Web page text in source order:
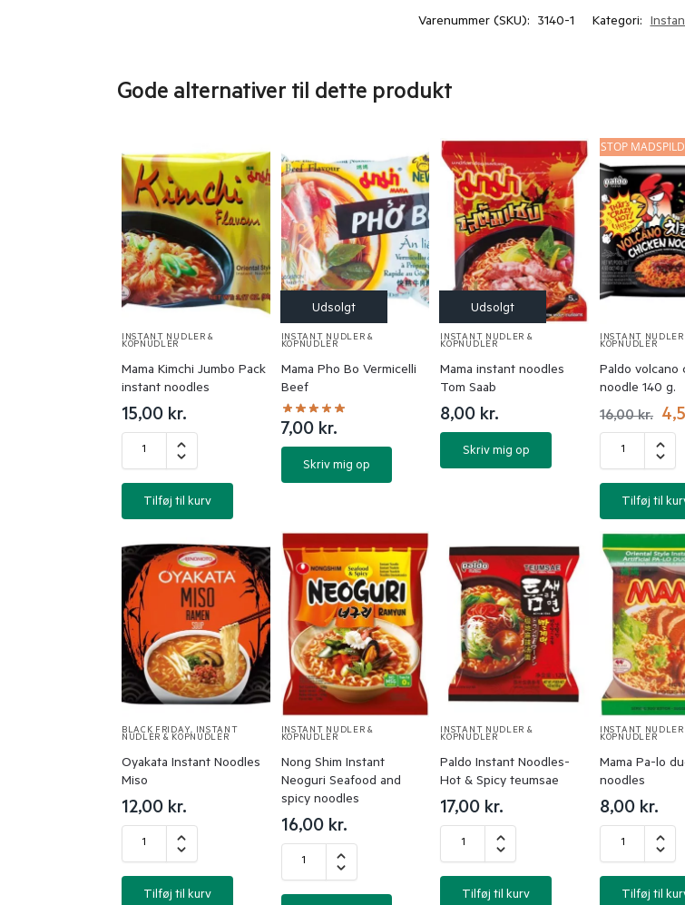
Varenummer (SKU): 3140-1 Kategori:
Gode alternativer til dette produkt
INSTANT NUDLER &
KOPNUDLER
Mama Kimchi Jumbo Pack
instant noodles
15,00 kr.
Tilføj til kurv
INSTANT NUDLER &
KOPNUDLER
Mama Pho Bo Vermicelli
Beef
7,00 kr.
Skriv mig op
INSTANT NUDLER &
KOPNUDLER
Mama instant noodles
Tom Saab
8,00 kr.
Skriv mig op
STOP MADSPILD
INSTANT NUDLER
KOPNUDLER
Paldo volcano
noodle 140 g.
16,00kr.
Tilføj til
BLACK FRIDAY, INSTANT
NUDLER & KOPNUDLER
Oyakata Instant Noodles
Miso
12,00 kr.
Tilføj til kurv
INSTANT NUDLER &
KOPNUDLER
Nong Shim Instant
Neoguri Seafood and
spicy noodles
16,00 kr.
INSTANT NUDLER &
KOPNUDLER
Paldo Instant Noodles-
Hot & Spicy teumsae
17,00 kr.
Tilføj til kurv
INSTANT NUDLER
KOPNUDLER
Mama Pa-lo
noodles
8,00 kr.
Tilføj til